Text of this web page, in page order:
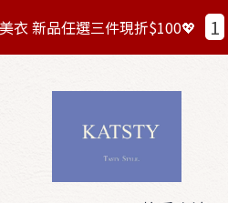
衣 新品任選三件現折$100💖 1